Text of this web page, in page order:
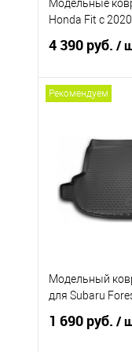
Модельные
Honda Fit с
4 390 руб. /
Купить в 1
В избранное
Рекомендуем
Модельный
для Subaru
1 690 руб. /